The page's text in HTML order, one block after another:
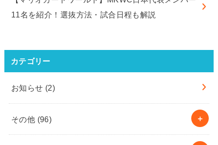
11名を紹介！選抜方法・試合日程も解説
カテゴリー
お知らせ (2)
その他 (96)